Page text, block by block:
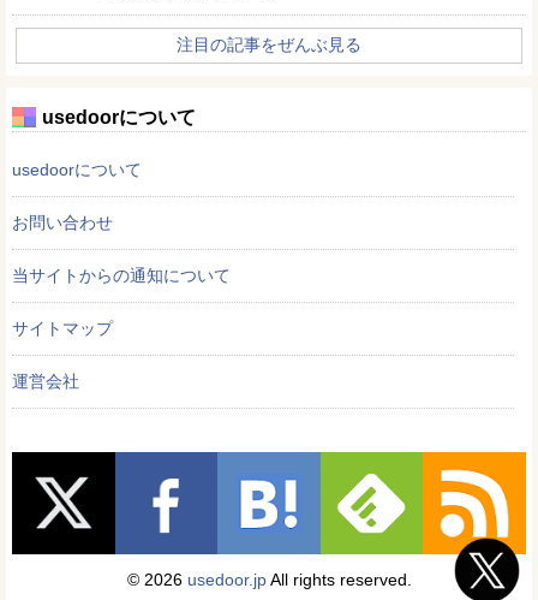
注目の記事をぜんぶ見る
usedoorについて
usedoorについて
お問い合わせ
当サイトからの通知について
サイトマップ
運営会社
© 2026 usedoor.jpAll rights reserved.